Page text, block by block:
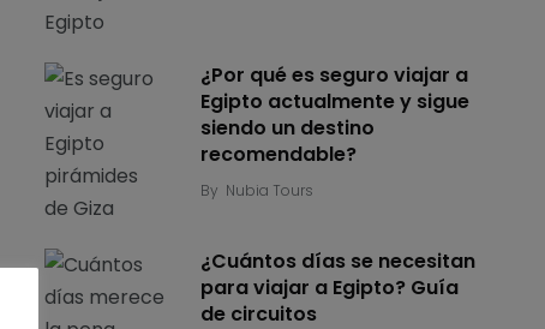
¿Por qué es seguro viajar a
Egipto actualmente y sigue
siendo un destino
recomendable?
By Nubia Tours
¿Cuántos días se necesitan
para viajar a Egipto? Guía
de circuitos